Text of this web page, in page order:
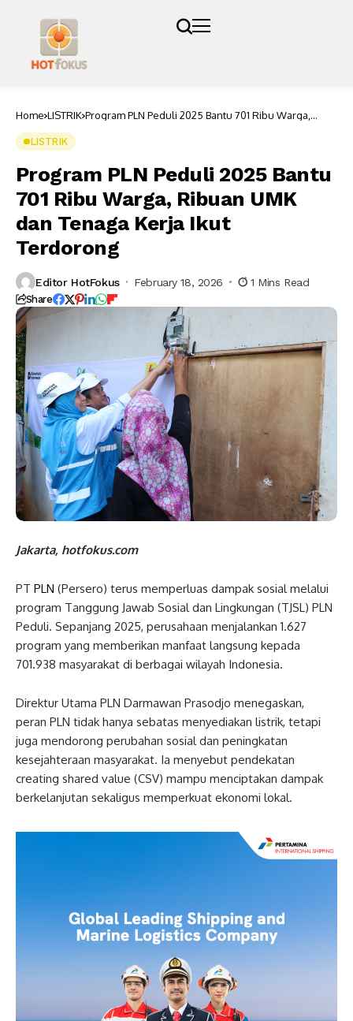
Home LISTRIK Program PLN Peduli 2025 Bantu 701 Ribu Warga,
LISTRIK
Program PLN Peduli 2025 Bantu
701 Ribu Warga, Ribuan UMK
dan Tenaga Kerja Ikut
Terdorong
Editor HotFokus February 18, 2026 1 Mins Read
Share
Jakarta, hotfokus.com
PT PLN (Persero) terus memperluas dampak sosial melalui
program Tanggung Jawab Sosial dan Lingkungan (TJSL) PLN
Peduli. Sepanjang 2025, perusahaan menjalankan 1.627
program yang memberikan manfaat langsung kepada
701.938 masyarakat di berbagai wilayah Indonesia.
Direktur Utama PLN Darmawan Prasodjo menegaskan,
peran PLN tidak hanya sebatas menyediakan listrik, tetapi
juga mendorong perubahan sosial dan peningkatan
kesejahteraan masyarakat. Ia menyebut pendekatan
creating shared value (CSV) mampu menciptakan dampak
berkelanjutan sekaligus memperkuat ekonomi lokal.